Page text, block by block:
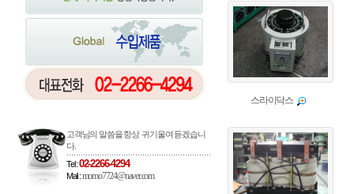
고객님의 말씀을 항상 귀기울여 듣겠습니
다.
Tel :02-2266-4294
Mail :momo7724@naver.com
스라이닥스